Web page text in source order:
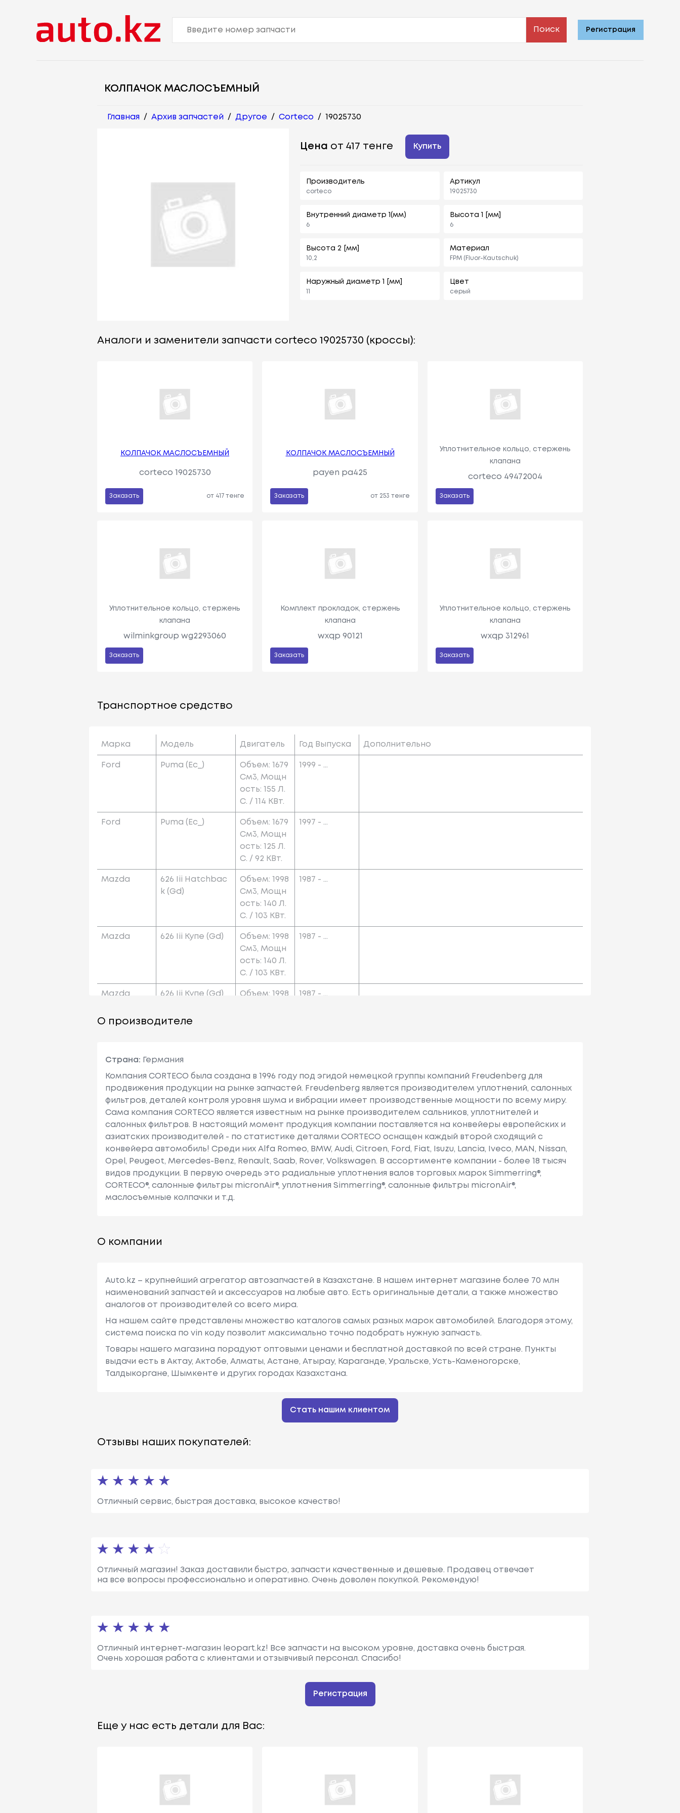
Поиск Регистрация
КОЛПАЧОК МАСЛОСЪЕМНЫЙ
Главная / Архив запчастей / Другое / Corteco / 19025730
Цена от 417 тенге Купить
Производитель
corteco
Артикул
19025730
Внутренний диаметр 1(мм)
6
Высота 1 [мм]
6
Высота 2 [мм]
10,2
Материал
FPM (Fluor-Kautschuk)
Наружный диаметр 1 [мм] Цвет
серый
Аналоги и заменители запчасти corteco 19025730 (кроссы):
КОЛПАЧОК МАСЛОСЪЕМНЫЙ
corteco 19025730
Заказать от 417 тенге
КОЛПАЧОК МАСЛОСЪЕМНЫЙ
payen pa425
Заказать от 253 тенге
Уплотнительное кольцо, стержень
клапана
corteco 49472004
Заказать
Уплотнительное кольцо, стержень
клапана
wilminkgroup wg2293060
Заказать
Комплект прокладок, стержень
клапана
wxqp 90121
Заказать
Уплотнительное кольцо, стержень
клапана
wxqp 312961
Заказать
Транспортное средство
Марка Модель Двигатель Год Выпуска Дополнительно
Ford Puma (ec_)
Объем: 1679
См3, Мощн
Ость: 155 Л.
С. / 114 КВт.
1999 - ...
Ford Puma (ec_)
Объем: 1679
См3, Мощн
Ость: 125 Л.
С. / 92 КВт.
1997 - ...
Mazda
626 Iii Hatchbac
K (gd)
Объем: 1998
См3, Мощн
Ость: 140 Л.
С. / 103 КВт.
1987 - ...
Mazda 626 Iii Купе (gd)
Объем: 1998
См3, Мощн
Ость: 140 Л.
С. / 103 КВт.
1987 - ...
Mazda 626 Iii Купе (gd)
Объем: 1998
1987 - ...
О производителе
Страна: Германия
Компания CORTECO была создана в 1996 году под эгидой немецкой группы компаний Freudenberg для
продвижения продукции на рынке запчастей. Freudenberg является производителем уплотнений, салонных
фильтров, деталей контроля уровня шума и вибрации имеет производственные мощности по всему миру.
Сама компания CORTECO является известным на рынке производителем сальников, уплотнителей и
салонных фильтров. В настоящий момент продукция компании поставляется на конвейеры европейских и
азиатских производителей - по статистике деталями CORTECO оснащен каждый второй сходящий с
конвейера автомобиль! Среди них Alfa Romeo, BMW, Audi, Citroen, Ford, Fiat, Isuzu, Lancia, Iveco, MAN, Nissan,
Opel, Peugeot, Mercedes-Benz, Renault, Saab, Rover, Volkswagen. В ассортименте компании - более 18 тысяч
видов продукции. В первую очередь это радиальные уплотнения валов торговых марок Simmerring®,
CORTECO®, салонные фильтры micronAir®, уплотнения Simmerring®, салонные фильтры micronAir®,
маслосъемные колпачки и т.д.
О компании
Auto.kz – крупнейший агрегатор автозапчастей в Казахстане. В нашем интернет магазине более 70 млн
наименований запчастей и аксессуаров на любые авто. Есть оригинальные детали, а также множество
аналогов от производителей со всего мира.
На нашем сайте представлены множество каталогов самых разных марок автомобилей. Благодоря этому,
система поиска по vin коду позволит максимально точно подобрать нужную запчасть.
Товары нашего магазина порадуют оптовыми ценами и бесплатной доставкой по всей стране. Пункты
выдачи есть в Актау, Актобе, Алматы, Астане, Атырау, Караганде, Уральске, Усть-Каменогорске,
Талдыкоргане, Шымкенте и других городах Казахстана.
Стать нашим клиентом
Отзывы наших покупателей:
Отличный сервис, быстрая доставка, высокое качество!
Отличный магазин! Заказ доставили быстро, запчасти качественные и дешевые. Продавец отвечает
на все вопросы профессионально и оперативно. Очень доволен покупкой. Рекомендую!
Отличный интернет-магазин leopart.kz! Все запчасти на высоком уровне, доставка очень быстрая.
Очень хорошая работа с клиентами и отзывчивый персонал. Спасибо!
Регистрация
Еще у нас есть детали для Вас: